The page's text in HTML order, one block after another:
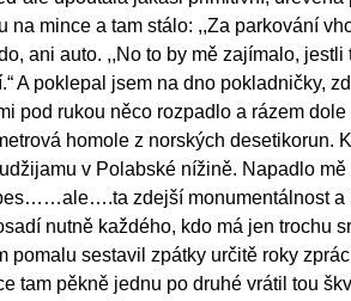
na mince a tam stálo: ,,Za parkování
ani auto. ,,No to by mě zajímalo, jestli
A poklepal jsem na dno pokladničky,
pod rukou něco rozpadlo a rázem
homole z norských desetikorun.
v Polabské nížině. Napadlo mě
zdejší monumentálnost a
nutně každého, kdo má jen trochu
pomalu sestavil zpátky určitě roky
tam pěkně jednu po druhé vrátil tou